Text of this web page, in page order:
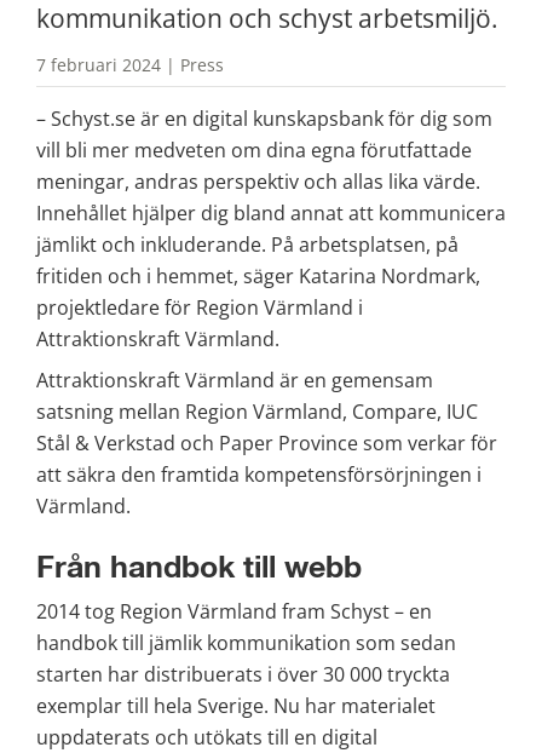
kommunikation och schyst arbetsmiljö.
7 februari 2024 | Press
– Schyst.se är en digital kunskapsbank för dig som
vill bli mer medveten om dina egna förutfattade
meningar, andras perspektiv och allas lika värde.
Innehållet hjälper dig bland annat att kommunicera
jämlikt och inkluderande. På arbetsplatsen, på
fritiden och i hemmet, säger Katarina Nordmark,
projektledare för Region Värmland i
Attraktionskraft Värmland.
Attraktionskraft Värmland är en gemensam
satsning mellan Region Värmland, Compare, IUC
Stål & Verkstad och Paper Province som verkar för
att säkra den framtida kompetensförsörjningen i
Värmland.
Från handbok till webb
2014 tog Region Värmland fram Schyst – en
handbok till jämlik kommunikation som sedan
starten har distribuerats i över 30 000 tryckta
exemplar till hela Sverige. Nu har materialet
uppdaterats och utökats till en digital